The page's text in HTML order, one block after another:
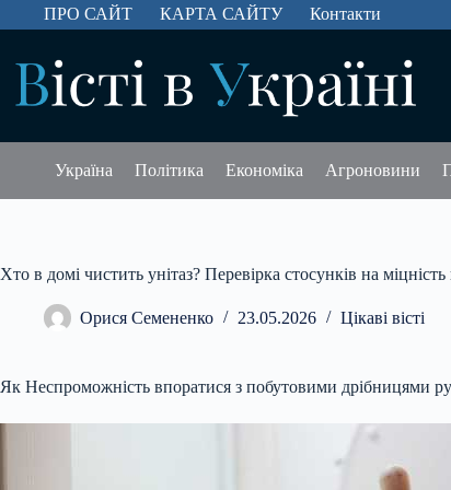
Перейти
до
ПРО САЙТ КАРТА САЙТУ Контакти
Україна Політика Економіка Агроновини
Хто в домі чистить унітаз? Перевірка стосунків на
Орися Семененко 23.05.2026 Цікаві вісті
Як Неспроможність впоратися з побутовими дрібницями